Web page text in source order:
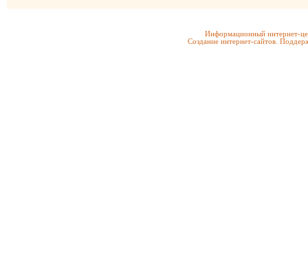
Информационный интернет-
Создание интернет-сайтов.